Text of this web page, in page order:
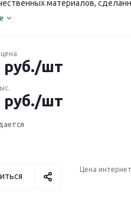
материалов,
руб./шт
руб./шт
Цена